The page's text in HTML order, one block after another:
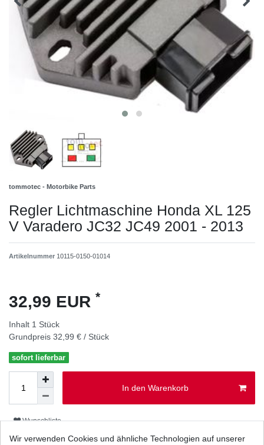
tommotec - Motorbike Parts
Regler Lichtmaschine Honda XL 125
V Varadero JC32 JC49 2001 - 2013
Artikelnummer 10115-0150-01014
32,99 EUR *
Inhalt 1 Stück
Grundpreis 32,99 € / Stück
sofort lieferbar
In den Warenkorb
Wunschliste
Wir verwenden Cookies und ähnliche Technologien auf unserer